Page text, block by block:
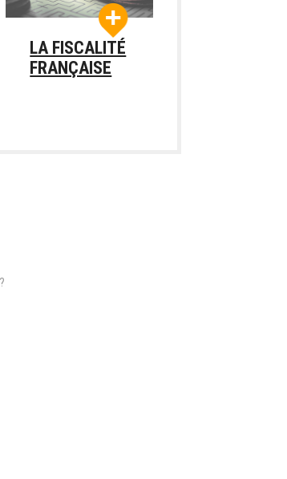
LA FISCALITÉ
FRANÇAISE